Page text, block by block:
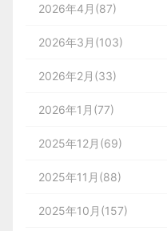
2026年4月(87)
2026年3月(103)
2026年2月(33)
2026年1月(77)
2025年12月(69)
2025年11月(88)
2025年10月(157)